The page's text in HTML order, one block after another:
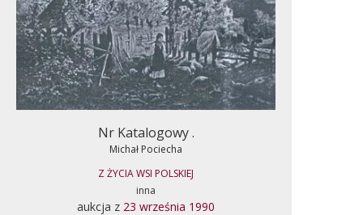
Nr Katalogowy .
Michał Pociecha
Z ŻYCIA WSI POLSKIEJ
inna
aukcja z 23 września 1990